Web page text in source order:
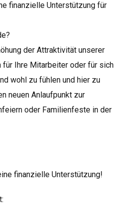
finanzielle Unterstützung für
der Attraktivität unserer
für Ihre Mitarbeiter oder für sich
wohl zu fühlen und hier zu
neuen Anlaufpunkt zur
oder Familienfeste in der
finanzielle Unterstützung!